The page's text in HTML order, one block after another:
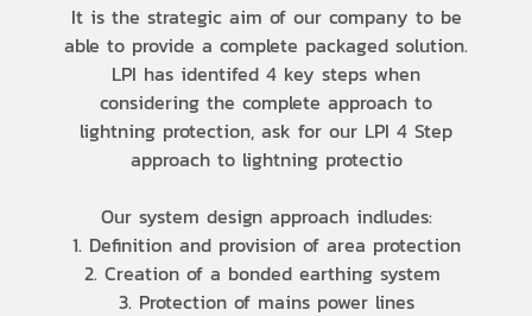
It is the strategic aim of our company to be
able to provide a complete packaged solution.
LPI has identifed 4 key steps when
considering the complete approach to
lightning protection, ask for our LPI 4 Step
approach to lightning protectio
Our system design approach indludes:
1. Definition and provision of area protection
2. Creation of a bonded earthing system
3. Protection of mains power lines